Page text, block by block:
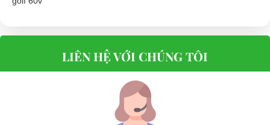
LIÊN HỆ VỚI CHÚNG TÔI